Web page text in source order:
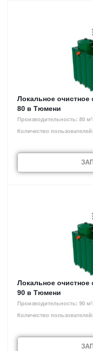
Локальное очистное
80 в Тюмени
Производительность: 80
Количество
Локальное очистное
90 в Тюмени
Производительность: 90
Количество